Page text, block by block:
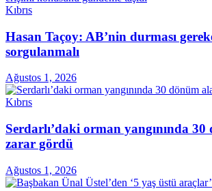
Kıbrıs
Hasan Taçoy: AB’nin durması
sorgulanmalı
Ağustos 1, 2026
Kıbrıs
Serdarlı’daki orman yangınında
zarar gördü
Ağustos 1, 2026